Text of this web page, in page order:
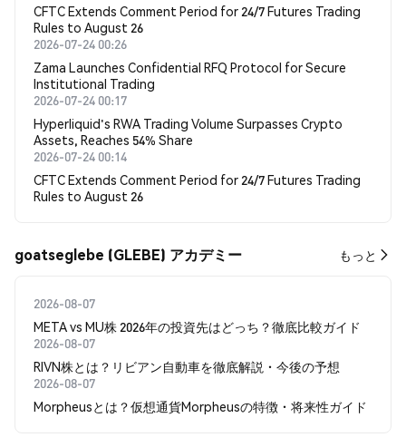
CFTC Extends Comment Period for 24/7 Futures Trading
Rules to August 26
2026-07-24 00:26
Zama Launches Confidential RFQ Protocol for Secure
Institutional Trading
2026-07-24 00:17
Hyperliquid's RWA Trading Volume Surpasses Crypto
Assets, Reaches 54% Share
2026-07-24 00:14
CFTC Extends Comment Period for 24/7 Futures Trading
Rules to August 26
goatseglebe (GLEBE) アカデミー もっと
2026-08-07
META vs MU株 2026年の投資先はどっち？徹底比較ガイド
2026-08-07
RIVN株とは？リビアン自動車を徹底解説・今後の予想
2026-08-07
Morpheusとは？仮想通貨Morpheusの特徴・将来性ガイド